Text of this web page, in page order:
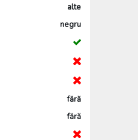
alte
negru
fără
fără